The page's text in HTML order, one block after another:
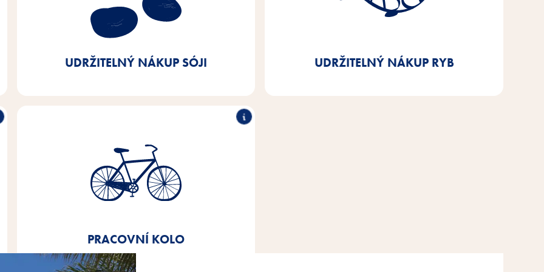
UDRŽITELNÝ NÁKUP SÓJI
nebo z certifikovaných zdrojů. Do roku 2025
chceme dosáhnout 100 % tohoto podílu - dnes jsme
již na 90 %.
UDRŽITELNÝ NÁKUP RYB
vedlejších produktů z ryb, které používáme v našich
PRACOVNÍ KOLO
Pracovní kolo
Od roku 2020 nabízíme všem zaměstnancům
leasing na pracovní kolo.